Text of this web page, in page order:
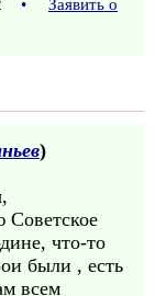
•
Заявить о
)
что-то
были , есть
всем